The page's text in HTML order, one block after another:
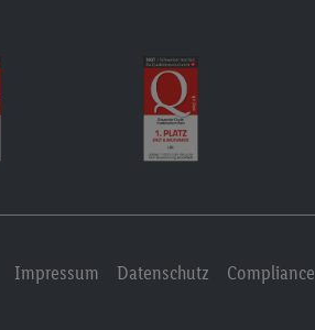
Impressum Datenschutz Compliance